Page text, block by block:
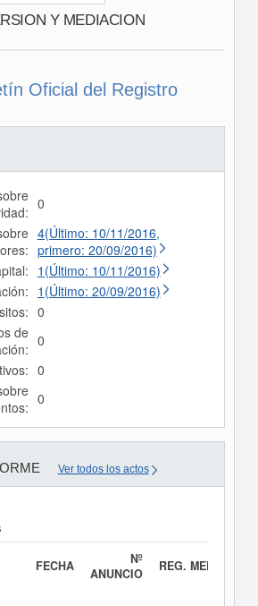
Y MEDIACION
Oficial del Registro
0
4(Último: 10/11/2016,
primero: 20/09/2016)
1(Último: 10/11/2016)
1(Último: 20/09/2016)
0
de 0
0
0
Ver todos los actos
FECHA
Nº
ANUNCIO
REG. MERC.